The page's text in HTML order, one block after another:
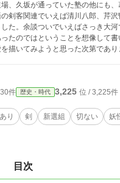
、久坂が通っていた塾の他にも
剣客関連でいえば清川八郎、芹
た。余談ついでいえばさっき大
たのではということを想像して
描いてみようと思った次第であり
件 歴史・時代 3,225 位 / 3,225件
り 剣 新選組 切ない 妖
目次